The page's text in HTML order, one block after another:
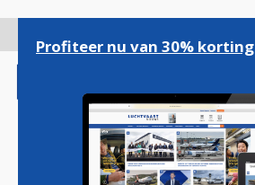
gaan
Profiteer nu van 30% korting